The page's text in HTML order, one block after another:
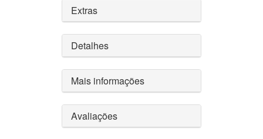
Extras
Detalhes
Mais informações
Avaliações